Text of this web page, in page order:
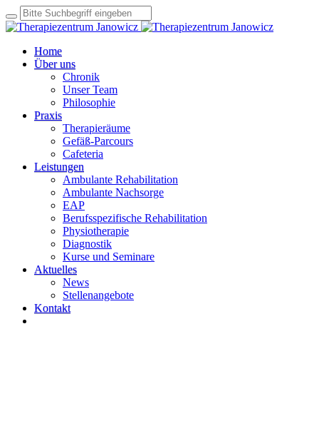
Home
Über uns
Chronik
Unser Team
Philosophie
Praxis
Therapieräume
Gefäß-Parcours
Cafeteria
Leistungen
Ambulante Rehabilitation
Ambulante Nachsorge
EAP
Berufsspezifische Rehabilitation
Physiotherapie
Diagnostik
Kurse und Seminare
Aktuelles
News
Stellenangebote
Kontakt